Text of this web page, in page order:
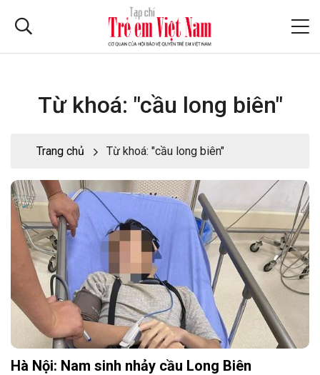
Từ khoá: "cầu long biên"
Trang chủ Từ khoá: "cầu long biên"
Hà Nội: Nam sinh nhảy cầu Long Biên